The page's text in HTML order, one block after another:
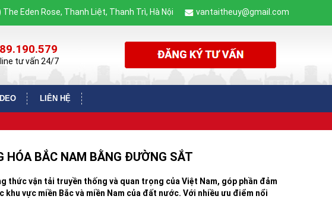
The Eden Rose, Thanh Liệt, Thanh Trì, Hà Nội vantaitheuy@gmail.com
tư vấn 24/7
LIÊN HỆ
HÓA BẮC NAM BẰNG ĐƯỜNG SẮT
thức vận tải truyền thống và quan trọng của Việt Nam, góp phần đảm
vực miền Bắc và miền Nam của đất nước. Với nhiều ưu điểm nổi